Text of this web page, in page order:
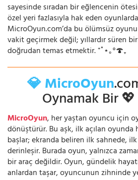
sayesinde sıradan bir eğlencenin
özel yeri fazlasıyla hak eden
MicroOyun.com’da bu ölümsüz oyunu
vakit geçirmek değil; yıllardır süren
doğrudan temas etmektir. ⁺˚⋆｡°🍄₊
💎 MicroOyun
Oynamak Bir 💖
MicroOyun, her yaştan oyuncu için
dönüştürür. Bu aşk, ilk açılan oyunda
başlar; ekranda beliren ilk sahnede,
derinleşir. Burada oyun, yalnızca
bir araç değildir. Oyun, gündelik
anlardan taşar, oyuncunun zihninde